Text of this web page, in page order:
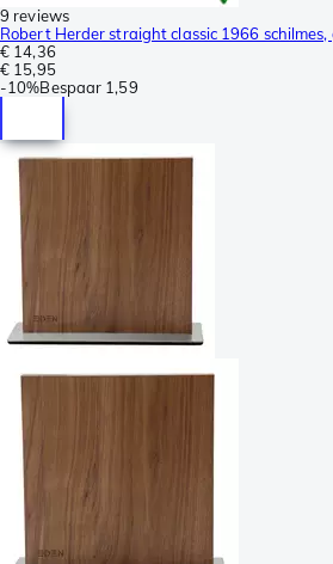
9 reviews
Robert Herder straight classic 1966 schilmes,
€ 14,36
€ 15,95
-10%Bespaar 1,59